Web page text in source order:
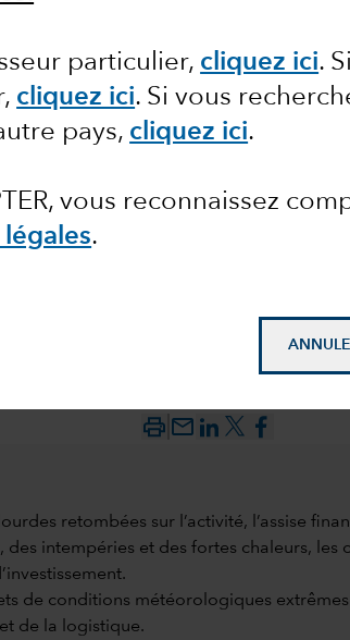
particulier, cliquez ici.
cliquez ici. Si vous
pays, cliquez ici.
vous reconnaissez
.
mail_outline
retombées sur l’activité, l’assise
intempéries et des fortes chaleurs,
de conditions météorologiques
de la logistique.